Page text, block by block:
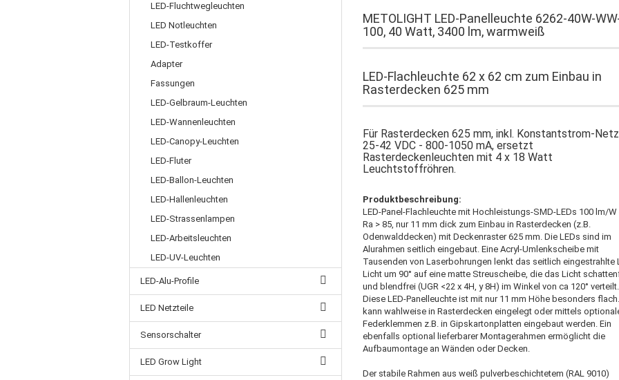
METOLIGHT LED-Panelleuchte 6262-40W-
100, 40 Watt, 3400 lm, warmweiß
LED-Flachleuchte 62 x 62 cm zum Einbau in
Rasterdecken 625 mm
Für Rasterdecken 625 mm, inkl. Konstantstrom-
25-42 VDC - 800-1050 mA, ersetzt
Rasterdeckenleuchten mit 4 x 18 Watt
Leuchtstoffröhren.
Produktbeschreibung:
LED-Panel-Flachleuchte mit Hochleistungs-SMD-LEDs 100 lm/W
Ra > 85, nur 11 mm dick zum Einbau in Rasterdecken (z.B.
Odenwalddecken) mit Deckenraster 625 mm. Die LEDs sind im
Alurahmen seitlich eingebaut. Eine Acryl-Umlenkscheibe mit
Tausenden von Laserbohrungen lenkt das seitlich eingestrahlte
Licht um 90° auf eine matte Streuscheibe, die das Licht
und blendfrei (UGR <22 x 4H, y 8H) im Winkel von ca 120° verteilt.
Diese LED-Panelleuchte ist mit nur 11 mm Höhe besonders
kann wahlweise in Rasterdecken eingelegt oder mittels
Federklemmen z.B. in Gipskartonplatten eingebaut werden. Ein
ebenfalls optional lieferbarer Montagerahmen ermöglicht die
Aufbaumontage an Wänden oder Decken.
Der stabile Rahmen aus weiß pulverbeschichtetem (RAL 9010)
LED-Fluchtwegleuchten
LED Notleuchten
LED-Testkoffer
Adapter
Fassungen
LED-Gelbraum-Leuchten
LED-Wannenleuchten
LED-Canopy-Leuchten
LED-Fluter
LED-Ballon-Leuchten
LED-Hallenleuchten
LED-Strassenlampen
LED-Arbeitsleuchten
LED-UV-Leuchten
LED-Alu-Profile
LED Netzteile
Sensorschalter
LED Grow Light